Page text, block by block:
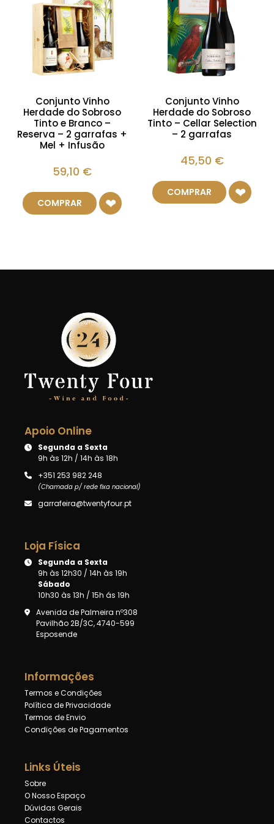
Conjunto Vinho
Herdade do Sobroso
Tinto e Branco –
Reserva – 2 garrafas +
Mel + Infusão
59,10 €
COMPRAR
Conjunto Vinho
Herdade do Sobroso
Tinto – Cellar Selection
– 2 garrafas
45,50 €
COMPRAR
Apoio Online
Segunda a Sexta
9h às 12h / 14h às 18h
+351 253 982 248
(Chamada p/ rede fixa nacional)
garrafeira@twentyfour.pt
Loja Física
Segunda a Sexta
9h às 12h30 / 14h às 19h
Sábado
10h30 às 13h / 15h ás 19h
Avenida de Palmeira nº308
Pavilhão 2B/3C, 4740-599
Esposende
Informações
Termos e Condições
Política de Privacidade
Termos de Envio
Condições de Pagamentos
Links Úteis
Sobre
O Nosso Espaço
Dúvidas Gerais
Contactos